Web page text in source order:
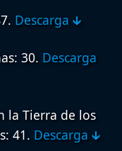
Descarga 🡳
30. Descarga
la Tierra de los
41. Descarga 🡳